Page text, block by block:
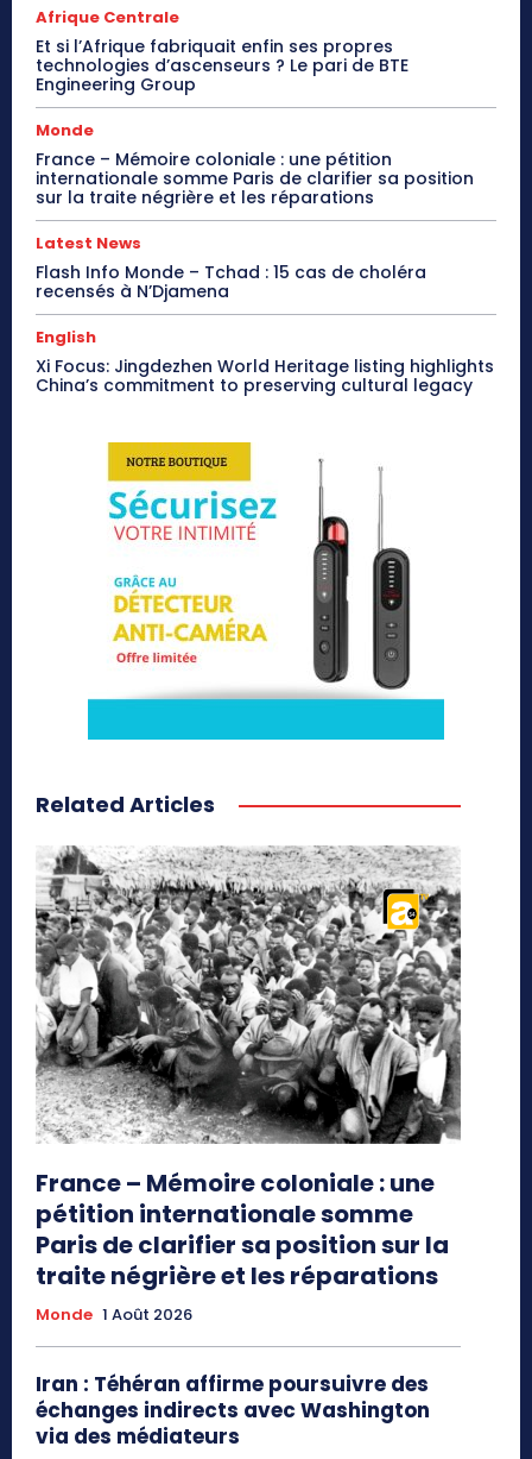
Afrique Centrale
Et si l’Afrique fabriquait enfin ses propres
technologies d’ascenseurs ? Le pari de BTE
Engineering Group
Monde
France – Mémoire coloniale : une pétition
internationale somme Paris de clarifier sa position
sur la traite négrière et les réparations
Latest News
Flash Info Monde – Tchad : 15 cas de choléra
recensés à N’Djamena
English
Xi Focus: Jingdezhen World Heritage listing highlights
China’s commitment to preserving cultural legacy
Related Articles
France – Mémoire coloniale : une
pétition internationale somme
Paris de clarifier sa position sur la
traite négrière et les réparations
Monde 1 Août 2026
Iran : Téhéran affirme poursuivre des
échanges indirects avec Washington
via des médiateurs